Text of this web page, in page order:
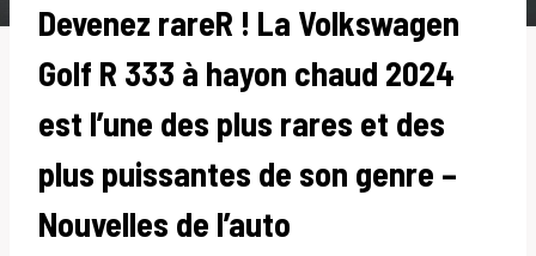
Devenez rareR ! La Volkswagen
Golf R 333 à hayon chaud 2024
est l’une des plus rares et des
plus puissantes de son genre –
Nouvelles de l’auto